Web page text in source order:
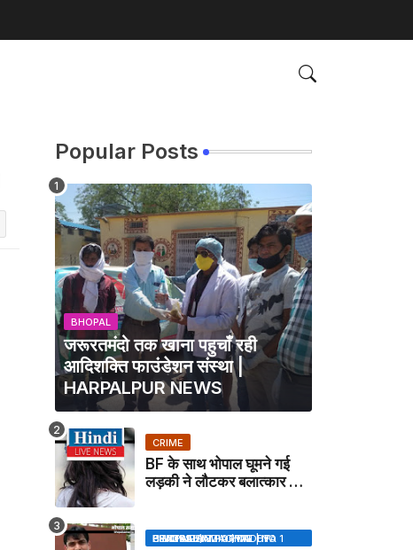
Popular Posts
BHOPAL
जरूरतमंदो तक खाना पहुचाँ रही
आदिशक्ति फाउंडेशन संस्था |
HARPALPUR NEWS
CRIME
BF के साथ भोपाल घूमने गई
लड़की ने लौटकर बलात्कार का
BHOPAL SAMACHAR | NO 1 HINDI NEWS PORTAL OF CENTRAL INDIA (MADHYA PRADESH)